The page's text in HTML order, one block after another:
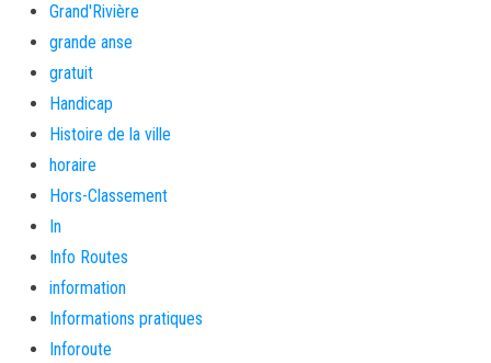
Grand'Rivière
grande anse
gratuit
Handicap
Histoire de la ville
horaire
Hors-Classement
In
Info Routes
information
Informations pratiques
Inforoute